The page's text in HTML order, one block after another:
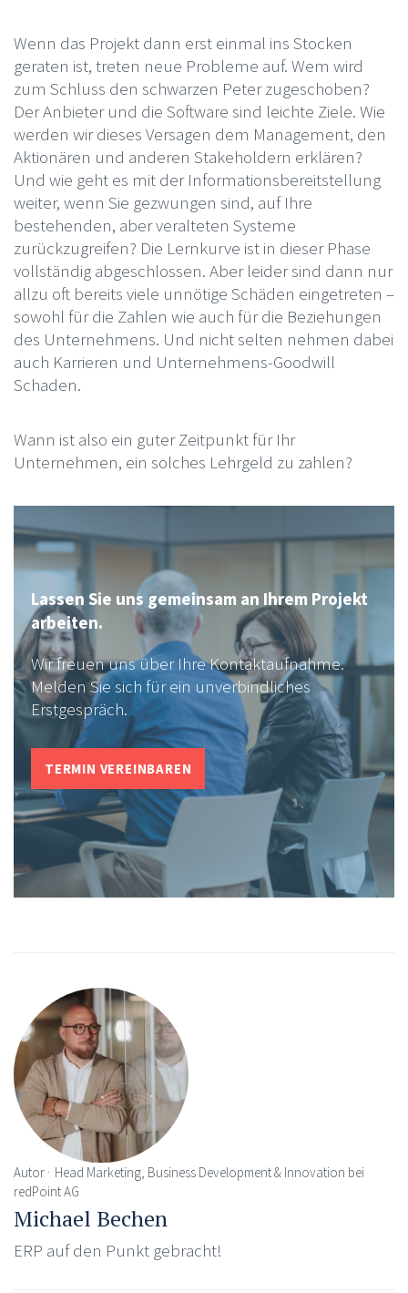
Wenn das Projekt dann erst einmal ins Stocken
geraten ist, treten neue Probleme auf. Wem wird
zum Schluss den schwarzen Peter zugeschoben?
Der Anbieter und die Software sind leichte Ziele. Wie
werden wir dieses Versagen dem Management, den
Aktionären und anderen Stakeholdern erklären?
Und wie geht es mit der Informationsbereitstellung
weiter, wenn Sie gezwungen sind, auf Ihre
bestehenden, aber veralteten Systeme
zurückzugreifen? Die Lernkurve ist in dieser Phase
vollständig abgeschlossen. Aber leider sind dann nur
allzu oft bereits viele unnötige Schäden eingetreten –
sowohl für die Zahlen wie auch für die Beziehungen
des Unternehmens. Und nicht selten nehmen dabei
auch Karrieren und Unternehmens-Goodwill
Schaden.
Wann ist also ein guter Zeitpunkt für Ihr
Unternehmen, ein solches Lehrgeld zu zahlen?
Lassen Sie uns gemeinsam an Ihrem Projekt
arbeiten.
Wir freuen uns über Ihre Kontaktaufnahme.
Melden Sie sich für ein unverbindliches
Erstgespräch.
TERMIN VEREINBAREN
Autor
Head Marketing, Business Development & Innovation bei
redPoint AG
Michael Bechen
ERP auf den Punkt gebracht!